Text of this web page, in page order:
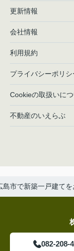
更新情報
会社情報
利用規約
プライバシーポリシ
Cookieの取扱いに
不動産のいえらぶ
島市で新築一戸建て
082-208-